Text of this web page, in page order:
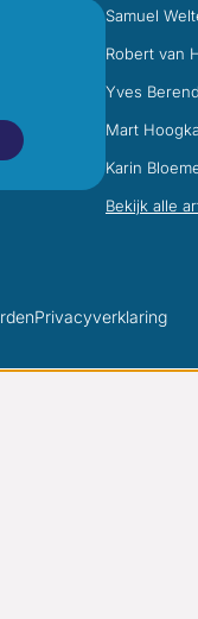
Samuel
Robert van
Yves
Mart
Karin
Bekijk alle
Privacyverklaring